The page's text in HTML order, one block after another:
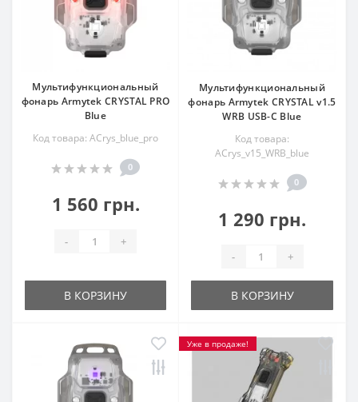
Мультифункциональный
фонарь Armytek CRYSTAL PRO
Blue
Код товара: ACrys_blue_pro
0
1 560 грн.
- +
В КОРЗИНУ
Мультифункциональный
фонарь Armytek CRYSTAL v1.5
WRB USB-C Blue
Код товара:
ACrys_v15_WRB_blue
0
1 290 грн.
- +
В КОРЗИНУ
Уже в продаже!